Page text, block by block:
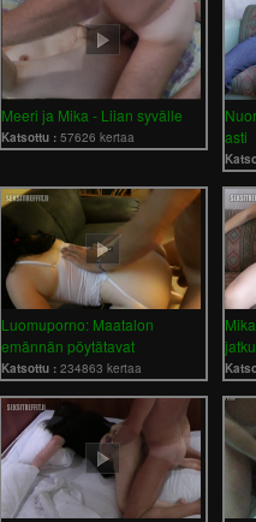
Meeri ja Mika - Liian syvälle
Katsottu :57626 kertaa
asti
Luomuporno: Maatalon
emännän pöytätavat
Katsottu :234863 kertaa